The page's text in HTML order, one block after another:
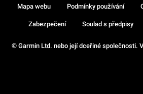
© Garmin Ltd. nebo její dceřiné společnosti.
Mapa webu Podmínky používání
Zabezpečení Soulad s předpisy